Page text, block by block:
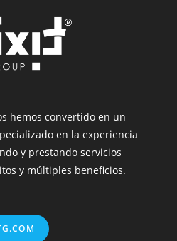
hemos convertido en un
en la experiencia
y prestando servicios
y múltiples beneficios.